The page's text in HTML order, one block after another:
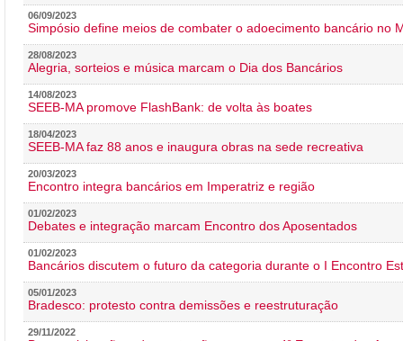
06/09/2023
Simpósio define meios de combater o adoecimento bancário no
28/08/2023
Alegria, sorteios e música marcam o Dia dos Bancários
14/08/2023
SEEB-MA promove FlashBank: de volta às boates
18/04/2023
SEEB-MA faz 88 anos e inaugura obras na sede recreativa
20/03/2023
Encontro integra bancários em Imperatriz e região
01/02/2023
Debates e integração marcam Encontro dos Aposentados
01/02/2023
Bancários discutem o futuro da categoria durante o I Encontro
05/01/2023
Bradesco: protesto contra demissões e reestruturação
29/11/2022